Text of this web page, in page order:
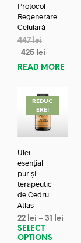
Protocol
Regenerare
Celulară
447lei
425 lei
READ MORE
REDUC
ERE!
Ulei
esențial
pur și
terapeutic
de Cedru
Atlas
22 lei – 31
lei
SELECT
OPTIONS